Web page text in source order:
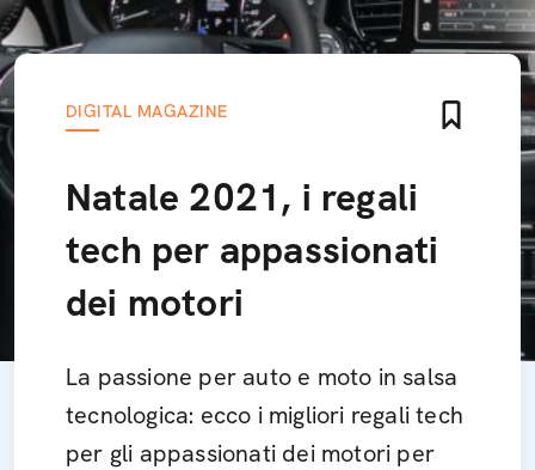
DIGITAL MAGAZINE
Natale 2021, i regali
tech per appassionati
dei motori
La passione per auto e moto in salsa
tecnologica: ecco i migliori regali tech
per gli appassionati dei motori per